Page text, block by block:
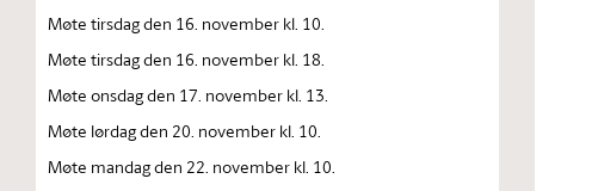
Møte tirsdag den 16. november kl. 10.
Møte tirsdag den 16. november kl. 18.
Møte onsdag den 17. november kl. 13.
Møte lørdag den 20. november kl. 10.
Møte mandag den 22. november kl. 10.